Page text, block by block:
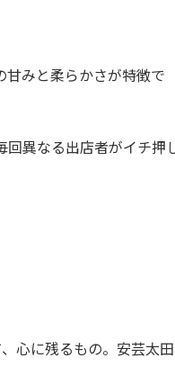
みと柔らかさが特徴で
回異なる出店者がイチ押
心に残るもの。安芸太